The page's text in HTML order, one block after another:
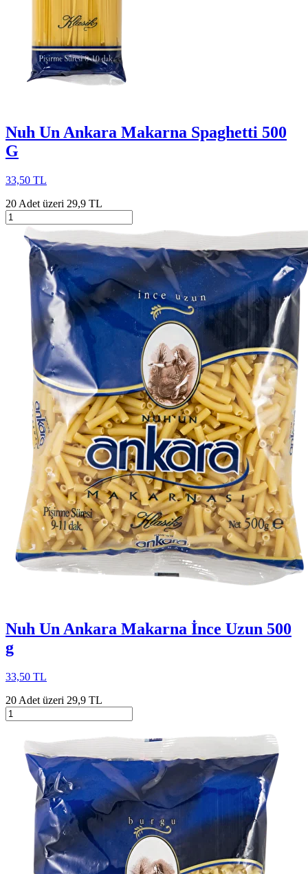
Nuh Un Ankara Makarna Spaghetti 500
G
33,50 TL
20 Adet üzeri 29,9 TL
Nuh Un Ankara Makarna İnce Uzun 500
g
33,50 TL
20 Adet üzeri 29,9 TL